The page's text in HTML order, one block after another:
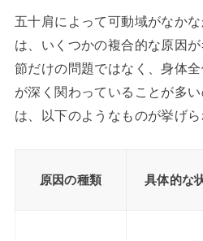
五十肩によって可動域がなか
は、いくつかの複合的な原因
節だけの問題ではなく、身体
が深く関わっていることが多
は、以下のようなものが挙げら
原因の種類 具体的な